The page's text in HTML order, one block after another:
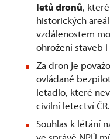
letů dronů,
historických
vzdálenostem
ohrožení staveb
Za dron je
ovládané
letadlo, které
civilní letectví ČR.
Souhlas k létání